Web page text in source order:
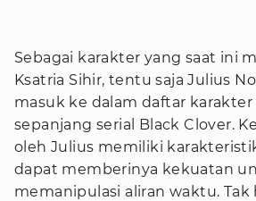
Sebagai karakter yang saat ini
Ksatria Sihir, tentu saja Julius
masuk ke dalam daftar
sepanjang serial Black Clover.
oleh Julius memiliki
dapat memberinya kekuatan
memanipulasi aliran waktu. Tak